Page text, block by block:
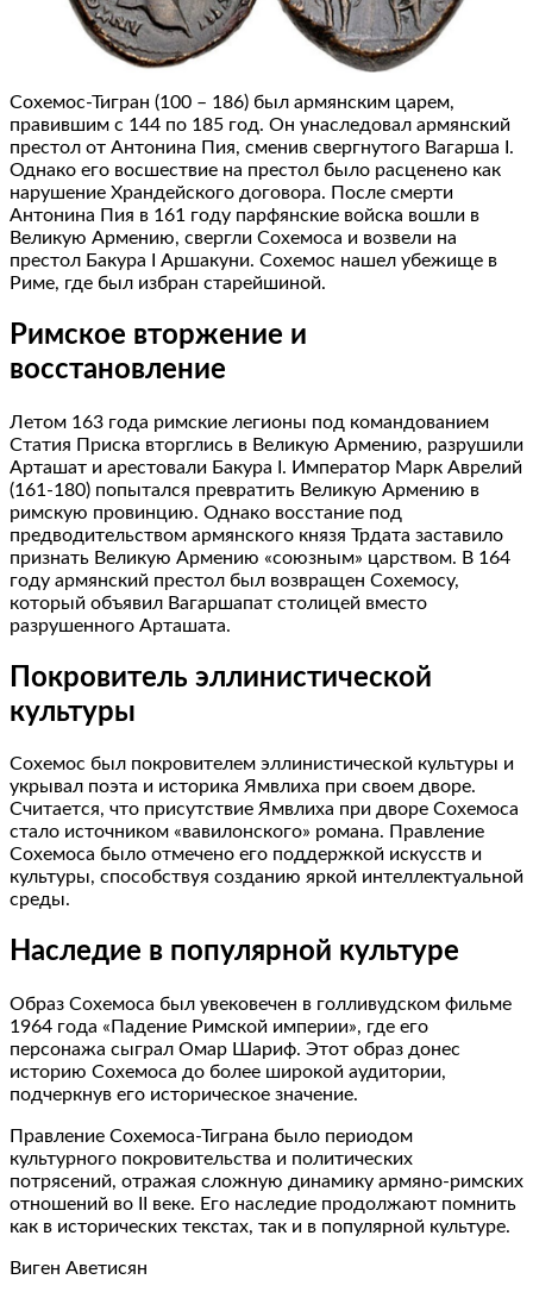
Сохемос-Тигран (100 – 186) был армянским царем,
правившим с 144 по 185 год. Он унаследовал армянский
престол от Антонина Пия, сменив свергнутого Вагарша I.
Однако его восшествие на престол было расценено как
нарушение Храндейского договора. После смерти
Антонина Пия в 161 году парфянские войска вошли в
Великую Армению, свергли Сохемоса и возвели на
престол Бакура I Аршакуни. Сохемос нашел убежище в
Риме, где был избран старейшиной.
Римское вторжение и
восстановление
Летом 163 года римские легионы под командованием
Статия Приска вторглись в Великую Армению, разрушили
Арташат и арестовали Бакура I. Император Марк Аврелий
(161-180) попытался превратить Великую Армению в
римскую провинцию. Однако восстание под
предводительством армянского князя Трдата заставило
признать Великую Армению «союзным» царством. В 164
году армянский престол был возвращен Сохемосу,
который объявил Вагаршапат столицей вместо
разрушенного Арташата.
Покровитель эллинистической
культуры
Сохемос был покровителем эллинистической культуры и
укрывал поэта и историка Ямвлиха при своем дворе.
Считается, что присутствие Ямвлиха при дворе Сохемоса
стало источником «вавилонского» романа. Правление
Сохемоса было отмечено его поддержкой искусств и
культуры, способствуя созданию яркой интеллектуальной
среды.
Наследие в популярной культуре
Образ Сохемоса был увековечен в голливудском фильме
1964 года «Падение Римской империи», где его
персонажа сыграл Омар Шариф. Этот образ донес
историю Сохемоса до более широкой аудитории,
подчеркнув его историческое значение.
Правление Сохемоса-Тиграна было периодом
культурного покровительства и политических
потрясений, отражая сложную динамику армяно-римских
отношений во II веке. Его наследие продолжают помнить
как в исторических текстах, так и в популярной культуре.
Виген Аветисян